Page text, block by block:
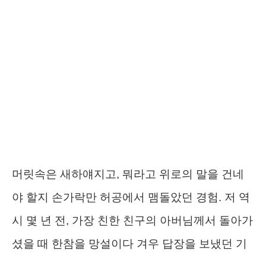
머릿속은 새하얘지고, 뭐라고 위로의 말을 건네
야 할지 손가락만 허공에서 맴돌았던 경험. 저 역
시 몇 년 전, 가장 친한 친구의 아버님께서 돌아가
셨을 때 한참을 망설이다 겨우 답장을 보냈던 기